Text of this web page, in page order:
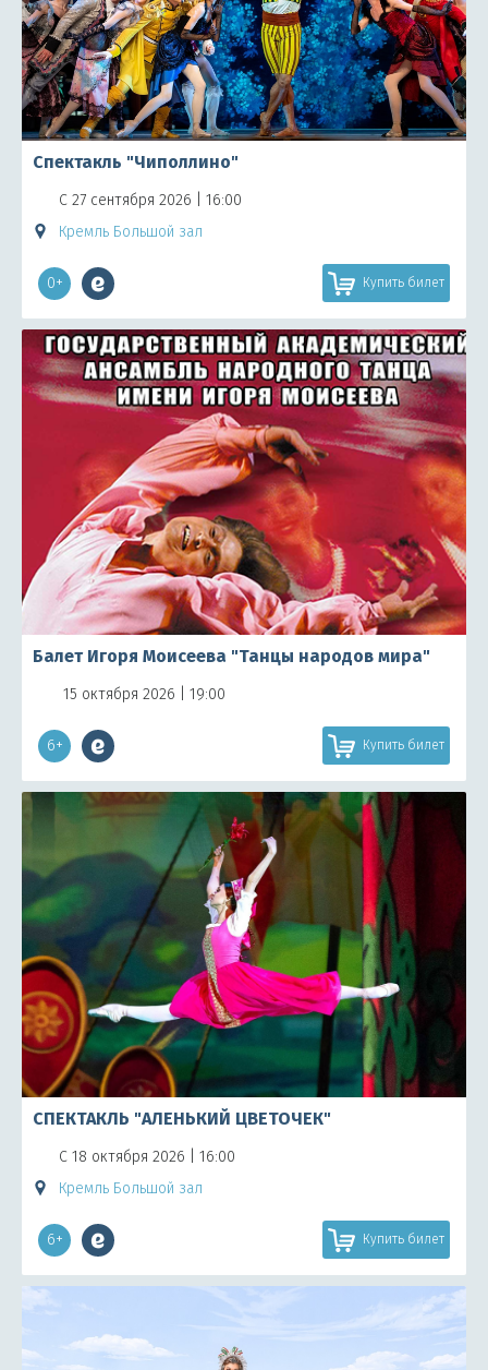
Спектакль "Чиполлино"
С 27 сентября 2026 | 16:00
Кремль Большой зал
0+ Купить билет
Балет Игоря Моисеева "Танцы народов мира"
15 октября 2026 | 19:00
6+ Купить билет
СПЕКТАКЛЬ "АЛЕНЬКИЙ ЦВЕТОЧЕК"
С 18 октября 2026 | 16:00
Кремль Большой зал
6+ Купить билет